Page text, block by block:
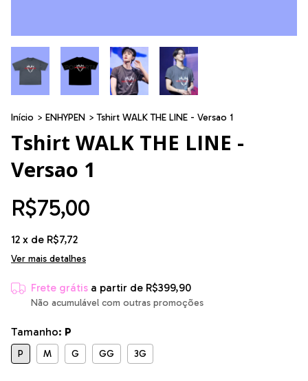
Início > ENHYPEN > Tshirt WALK THE LINE - Versao 1
Tshirt WALK THE LINE -
Versao 1
R$75,00
12 x de R$7,72
Ver mais detalhes
Frete grátis a partir de R$399,90
Não acumulável com outras promoções
Tamanho: P
P M G GG 3G